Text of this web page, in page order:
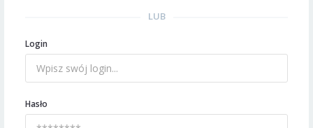
LUB
Login
Hasło